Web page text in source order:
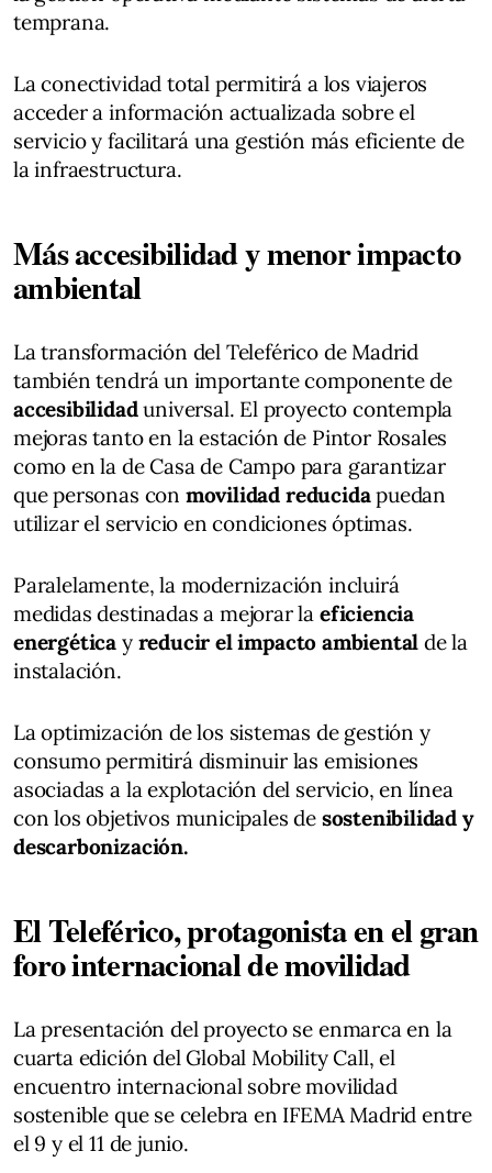
temprana.
La conectividad total permitirá a los viajeros
acceder a información actualizada sobre el
servicio y facilitará una gestión más eficiente de
la infraestructura.
Más accesibilidad y menor impacto
ambiental
La transformación del Teleférico de Madrid
también tendrá un importante componente de
accesibilidaduniversal. El proyecto contempla
mejoras tanto en la estación de Pintor Rosales
como en la de Casa de Campo para garantizar
que personas con movilidad reducidapuedan
utilizar el servicio en condiciones óptimas.
Paralelamente, la modernización incluirá
medidas destinadas a mejorar la eficiencia
energética y reducir el impacto ambiental de la
instalación.
La optimización de los sistemas de gestión y
consumo permitirá disminuir las emisiones
asociadas a la explotación del servicio, en línea
con los objetivos municipales desostenibilidad y
descarbonización.
El Teleférico, protagonista en el gran
foro internacional de movilidad
La presentación del proyecto se enmarca en la
cuarta edición del Global Mobility Call, el
encuentro internacional sobre movilidad
sostenible que se celebra en IFEMA Madrid entre
el 9 y el 11 de junio.